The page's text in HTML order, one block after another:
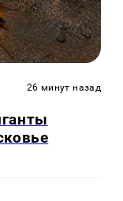
26 минут назад